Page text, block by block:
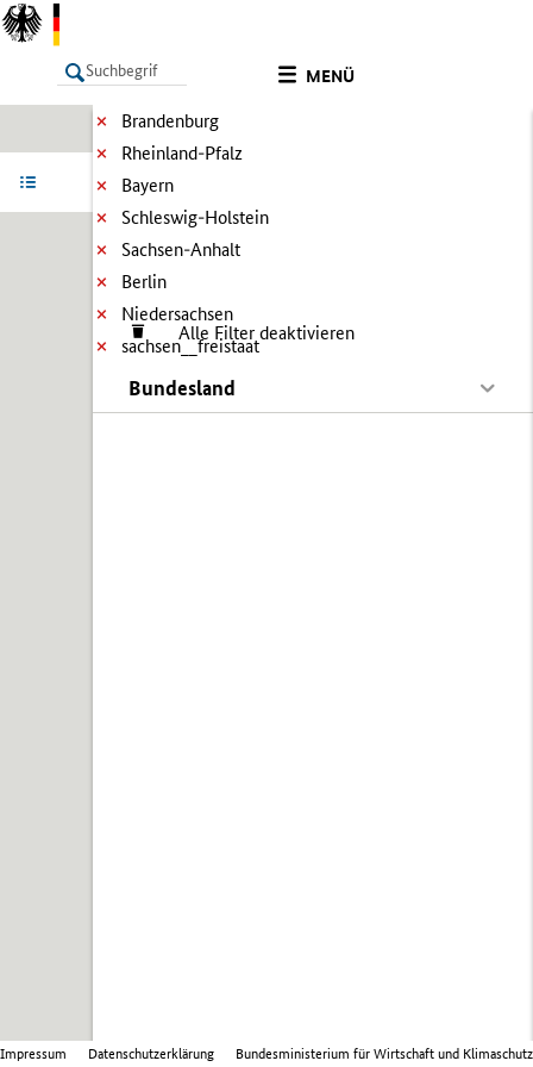
MENÜ
LISTE
Brandenburg
Rheinland-Pfalz
Bayern
Schleswig-Holstein
Sachsen-Anhalt
Berlin
Niedersachsen
sachsen__freistaat
Alle Filter deaktivieren
Bundesland
Impressum Datenschutzerklärung Bundesministerium für Wirtschaft und Klimaschutz